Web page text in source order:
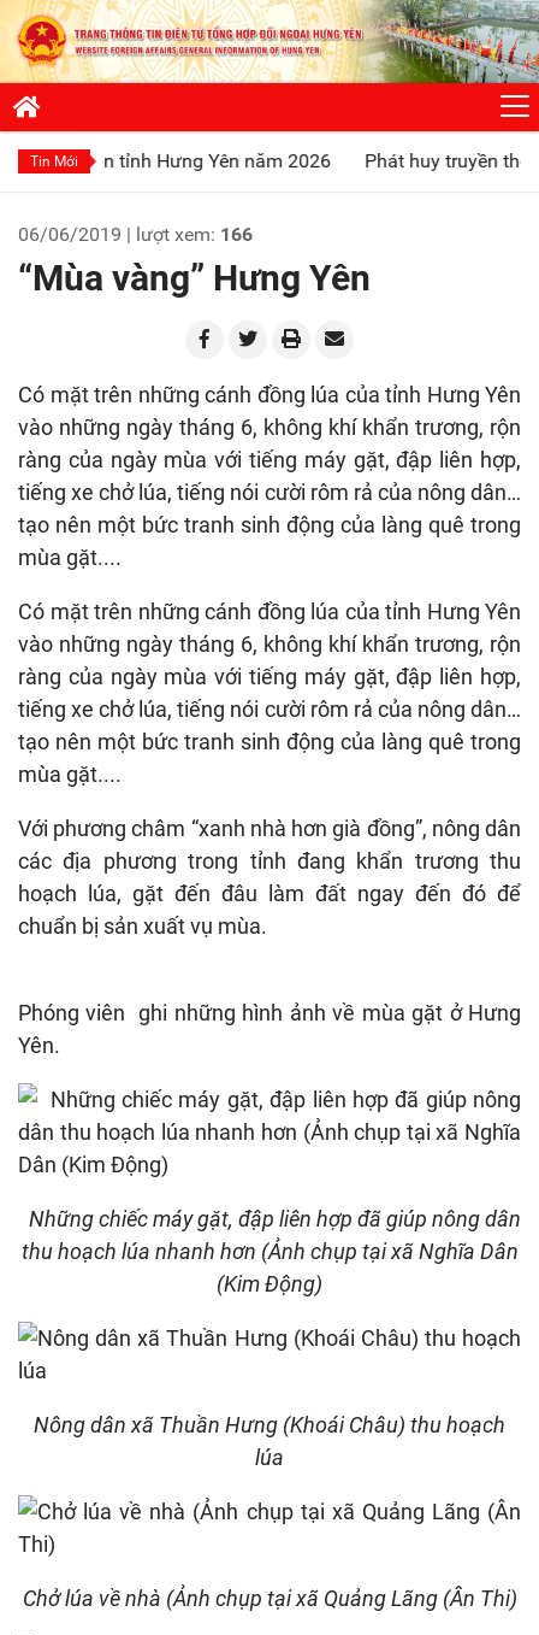
Tin Mới
Hưng Yên năm 2026 Phát huy truyền thống “Uống
06/06/2019 | lượt xem: 166
“Mùa vàng” Hưng Yên
Có mặt trên những cánh đồng lúa của tỉnh Hưng Yên
vào những ngày tháng 6, không khí khẩn trương, rộn
ràng của ngày mùa với tiếng máy gặt, đập liên hợp,
tiếng xe chở lúa, tiếng nói cười rôm rả của nông dân…
tạo nên một bức tranh sinh động của làng quê trong
mùa gặt....
Có mặt trên những cánh đồng lúa của tỉnh Hưng Yên
vào những ngày tháng 6, không khí khẩn trương, rộn
ràng của ngày mùa với tiếng máy gặt, đập liên hợp,
tiếng xe chở lúa, tiếng nói cười rôm rả của nông dân…
tạo nên một bức tranh sinh động của làng quê trong
mùa gặt....
Với phương châm “xanh nhà hơn già đồng”, nông dân
các địa phương trong tỉnh đang khẩn trương thu
hoạch lúa, gặt đến đâu làm đất ngay đến đó để
chuẩn bị sản xuất vụ mùa.
Phóng viên ghi những hình ảnh về mùa gặt ở Hưng
Yên.
Những chiếc máy gặt, đập liên hợp đã giúp nông dân
thu hoạch lúa nhanh hơn (Ảnh chụp tại xã Nghĩa Dân
(Kim Động)
Nông dân xã Thuần Hưng (Khoái Châu) thu hoạch
lúa
Chở lúa về nhà (Ảnh chụp tại xã Quảng Lãng (Ân Thi)